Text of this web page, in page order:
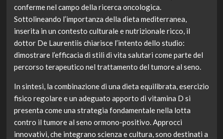
conferme nel campo della ricerca oncologica.
Sottolineando l’importanza della dieta mediterranea,
inserita in un contesto culturale e nutrizionale ricco, il
dottor De Laurentiis chiarisce l’intento dello studio:
dimostrare l’efficacia di stili di vita salutari come parte del
percorso terapeutico nel trattamento del tumore al seno.
In sintesi, la combinazione di una dieta equilibrata, esercizio
fisico regolare e un adeguato apporto di vitamina D si
presenta come una strategia fondamentale nella lotta
contro il tumore al seno ormono-positivo. Approcci
innovativi, che integrano scienza e cultura, sono destinati a